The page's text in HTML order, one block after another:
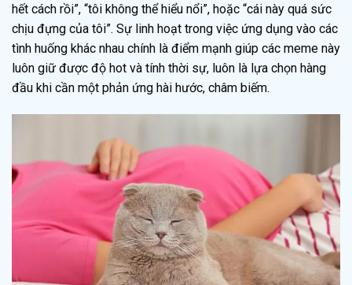
hết cách rồi”, “tôi không thể hiểu nổi”, hoặc “cái này quá sức
chịu đựng của tôi”. Sự linh hoạt trong việc ứng dụng vào các
tình huống khác nhau chính là điểm mạnh giúp các meme này
luôn giữ được độ hot và tính thời sự, luôn là lựa chọn hàng
đầu khi cần một phản ứng hài hước, châm biếm.